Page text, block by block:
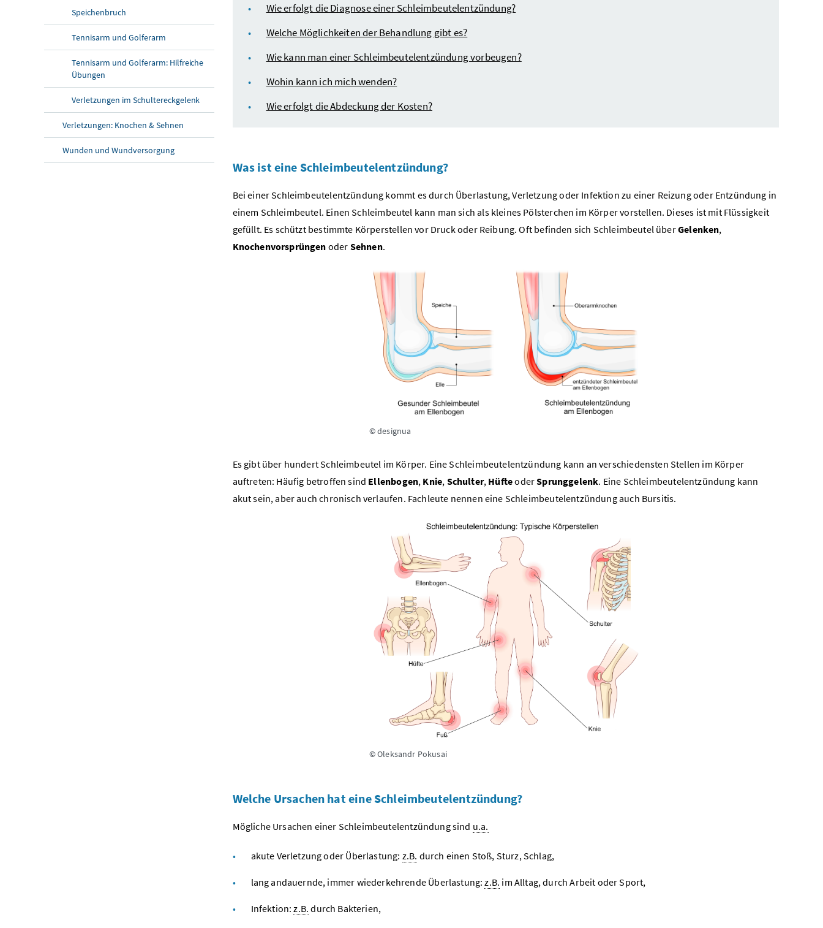
Speichenbruch
Tennisarm und Golferarm
Tennisarm und Golferarm: Hilfreiche
Übungen
Verletzungen im Schultereckgelenk
Verletzungen: Knochen & Sehnen
Wunden und Wundversorgung
Wie erfolgt die Diagnose einer Schleimbeutelentzündung?
Welche Möglichkeiten der Behandlung gibt es?
Wie kann man einer Schleimbeutelentzündung vorbeugen?
Wohin kann ich mich wenden?
Wie erfolgt die Abdeckung der Kosten?
Was ist eine Schleimbeutelentzündung?
Bei einer Schleimbeutelentzündung kommt es durch Überlastung, Verletzung oder Infektion zu einer Reizung oder Entzündung in
einem Schleimbeutel. Einen Schleimbeutel kann man sich als kleines Pölsterchen im Körper vorstellen. Dieses ist mit Flüssigkeit
gefüllt. Es schützt bestimmte Körperstellen vor Druck oder Reibung. Oft befinden sich Schleimbeutel überGelenken,
Knochenvorsprüngen oder Sehnen.
© designua
Es gibt über hundert Schleimbeutel im Körper. Eine Schleimbeutelentzündung kann an verschiedensten Stellen im Körper
auftreten: Häufig betroffen sind Ellenbogen, Knie, Schulter, HüfteoderSprunggelenk. Eine Schleimbeutelentzündung kann
akut sein, aber auch chronisch verlaufen. Fachleute nennen eine Schleimbeutelentzündung auch Bursitis.
© Oleksandr Pokusai
Welche Ursachen hat eine Schleimbeutelentzündung?
Mögliche Ursachen einer Schleimbeutelentzündung sind u.a.
akute Verletzung oder Überlastung: z.B. durch einen Stoß, Sturz, Schlag,
lang andauernde, immer wiederkehrende Überlastung:z.B. im Alltag, durch Arbeit oder Sport,
Infektion:z.B. durch Bakterien,